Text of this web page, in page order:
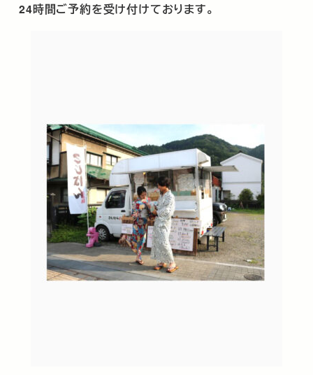
24時間ご予約を受け付けております。